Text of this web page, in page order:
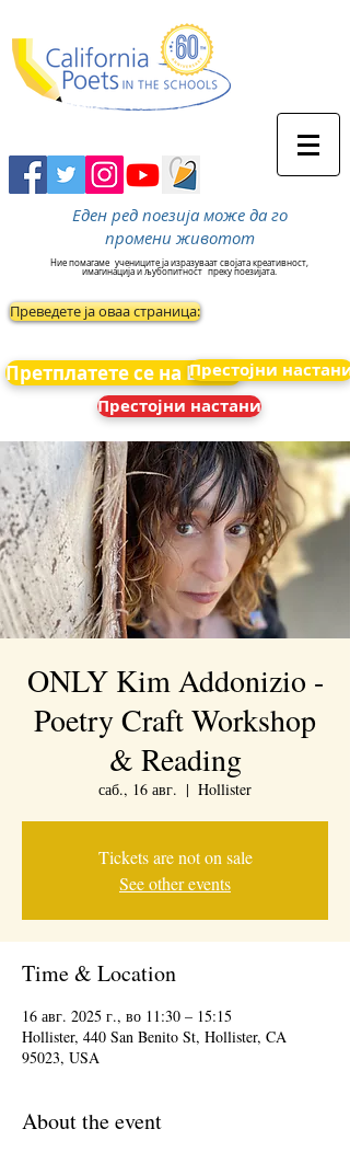
Еден ред поезија може да го
промени животот
Ние помагаме учениците ја изразуваат својата креативност,
имагинација и љубопитност преку поезијата.
Преведете ја оваа страница:
Претплатете се на ВестиПрестојни настани
Престојни настани
ONLY Kim Addonizio -
Poetry Craft Workshop
& Reading
саб., 16 авг.
  |
Hollister
Tickets are not on sale
See other events
Time & Location
16 авг. 2025 г., во 11:30 – 15:15
Hollister, 440 San Benito St, Hollister, CA
95023, USA
About the event